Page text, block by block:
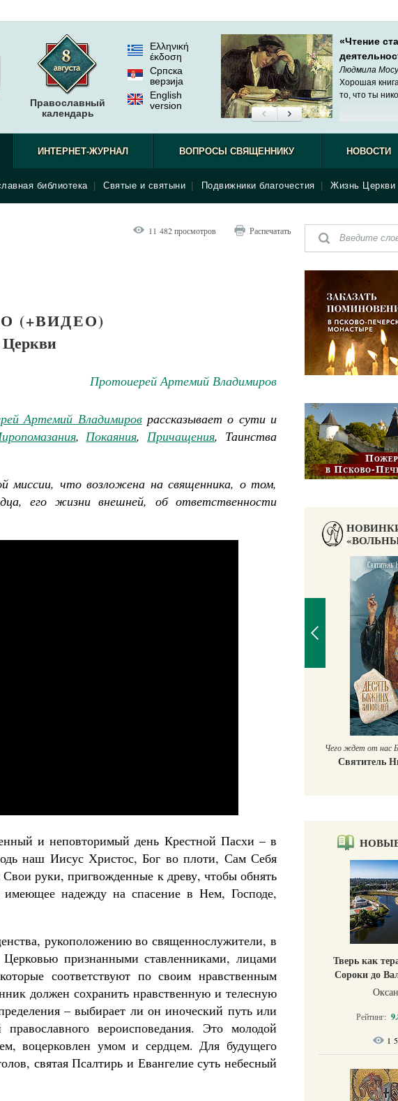
Православный
календарь
Ελληνική
έκδοση
Српска
верзиjа
English
version
«Чтение
Людмила
Хорошая
то, что ты
библиотека Святые и святыни Подвижники благочестия Жизнь Церкви
ИНТЕРНЕТ-ЖУРНАЛ ВОПРОСЫ СВЯЩЕННИКУ НОВОСТИ
11 482 просмотров Распечатать
(+ВИДЕО)
Церкви
Протоиерей Артемий Владимиров
Артемий Владимироврассказывает о сути и
,Покаяния,Причащения, Таинства
миссии, что возложена на священника, о том,
его жизни внешней, об ответственности
и неповторимый день Крестной Пасхи – в
наш Иисус Христос, Бог во плоти, Сам Себя
руки, пригвожденные к древу, чтобы обнять
надежду на спасение в Нем, Господе,
рукоположению во священнослужители, в
признанными ставленниками, лицами
соответствуют по своим нравственным
должен сохранить нравственную и телесную
– выбирает ли он иноческий путь или
вероисповедания. Это молодой
воцерковлен умом и сердцем. Для будущего
святая Псалтирь и Евангелие суть небесный
Чего ждет от нас
Святитель
Тверь как
Сороки до
Рейтинг:
1